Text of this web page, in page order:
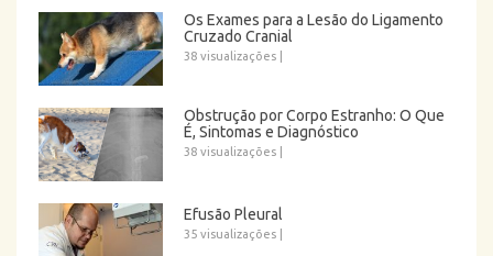
Os Exames para a Lesão do Ligamento
Cruzado Cranial
38 visualizações
Obstrução por Corpo Estranho: O Que
É, Sintomas e Diagnóstico
38 visualizações
Efusão Pleural
35 visualizações